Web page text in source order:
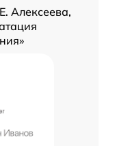
Алексеева,